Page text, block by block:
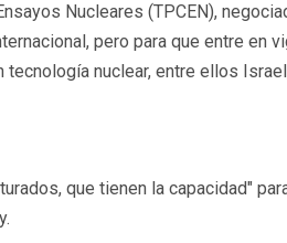
Nucleares (TPCEN),
pero para que entre en
nuclear, entre ellos
que tienen la capacidad"